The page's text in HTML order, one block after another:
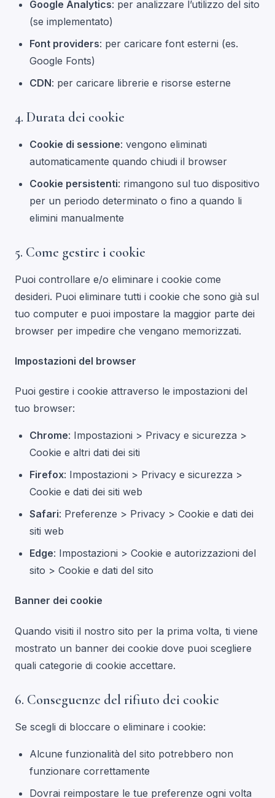
Google Analytics: per analizzare l’utilizzo del sito
(se implementato)
Font providers: per caricare font esterni (es.
Google Fonts)
CDN: per caricare librerie e risorse esterne
4. Durata dei cookie
Cookie di sessione: vengono eliminati
automaticamente quando chiudi il browser
Cookie persistenti: rimangono sul tuo dispositivo
per un periodo determinato o fino a quando li
elimini manualmente
5. Come gestire i cookie
Puoi controllare e/o eliminare i cookie come
desideri. Puoi eliminare tutti i cookie che sono già sul
tuo computer e puoi impostare la maggior parte dei
browser per impedire che vengano memorizzati.
Impostazioni del browser
Puoi gestire i cookie attraverso le impostazioni del
tuo browser:
Chrome: Impostazioni > Privacy e sicurezza >
Cookie e altri dati dei siti
Firefox: Impostazioni > Privacy e sicurezza >
Cookie e dati dei siti web
Safari: Preferenze > Privacy > Cookie e dati dei
siti web
Edge: Impostazioni > Cookie e autorizzazioni del
sito > Cookie e dati del sito
Banner dei cookie
Quando visiti il nostro sito per la prima volta, ti viene
mostrato un banner dei cookie dove puoi scegliere
quali categorie di cookie accettare.
6. Conseguenze del rifiuto dei cookie
Se scegli di bloccare o eliminare i cookie:
Alcune funzionalità del sito potrebbero non
funzionare correttamente
Dovrai reimpostare le tue preferenze ogni volta